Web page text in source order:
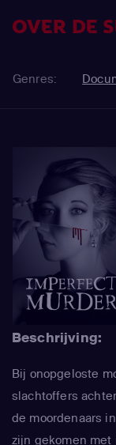
OVER DE
Genres:
Beschrijving:
Bij onopgeloste
slachtoffers
de moordenaars
zijn gekomen